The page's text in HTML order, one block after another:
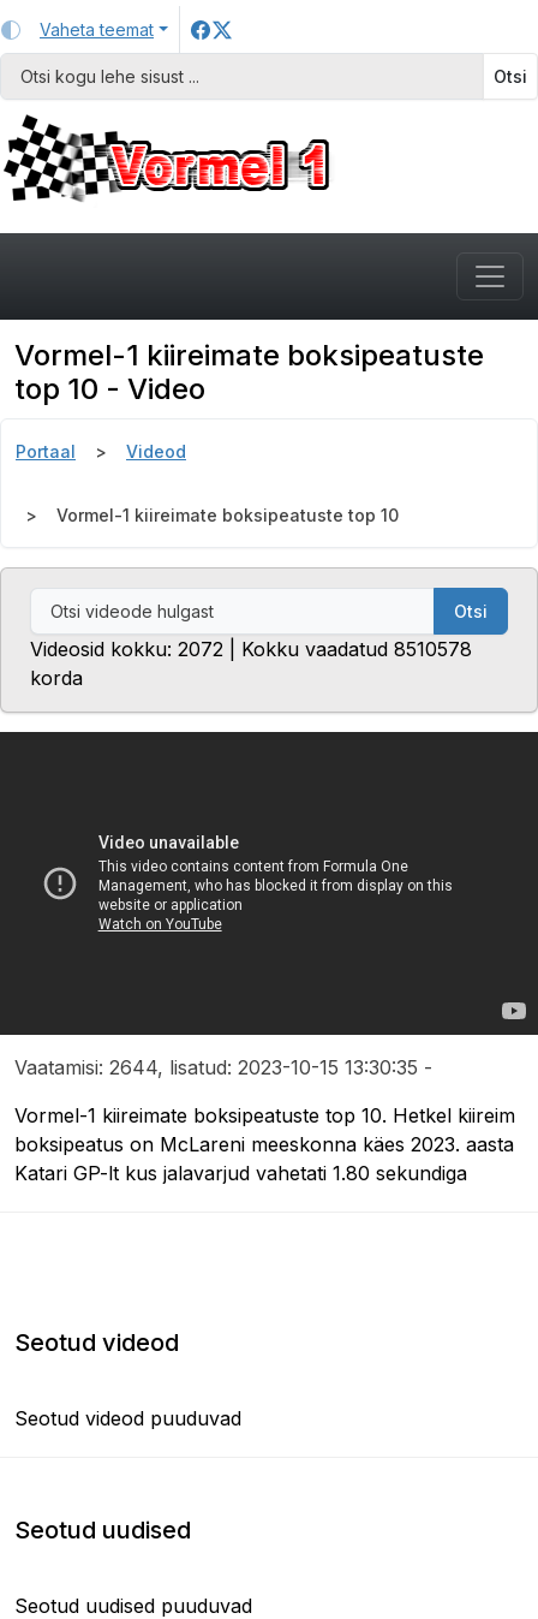
Vaheta teemat
Otsi
Vormel-1 kiireimate boksipeatuste
top 10 - Video
Portaal Videod
Vormel-1 kiireimate boksipeatuste top 10
Otsi
Videosid kokku: 2072 | Kokku vaadatud 8510578
korda
Vaatamisi: 2644, lisatud: 2023-10-15 13:30:35 -
Vormel-1 kiireimate boksipeatuste top 10. Hetkel kiireim
boksipeatus on McLareni meeskonna käes 2023. aasta
Katari GP-lt kus jalavarjud vahetati 1.80 sekundiga
Seotud videod
Seotud videod puuduvad
Seotud uudised
Seotud uudised puuduvad